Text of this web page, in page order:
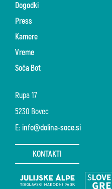
Rupa 17
5230 Bovec
E: info@dolina-soce.si
KONTAKTI
Dogodki
Press
Kamere
Vreme
Soča Bot